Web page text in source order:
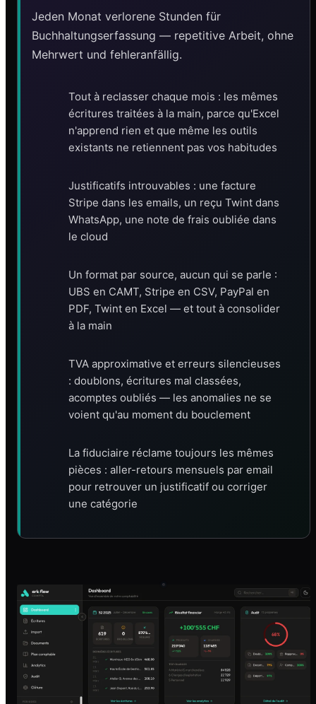
Jeden Monat verlorene Stunden für
Buchhaltungserfassung — repetitive Arbeit, ohne
Mehrwert und fehleranfällig.
Tout à reclasser chaque mois : les mêmes
écritures traitées à la main, parce qu'Excel
n'apprend rien et que même les outils
existants ne retiennent pas vos habitudes
Justificatifs introuvables : une facture
Stripe dans les emails, un reçu Twint dans
WhatsApp, une note de frais oubliée dans
le cloud
Un format par source, aucun qui se parle :
UBS en CAMT, Stripe en CSV, PayPal en
PDF, Twint en Excel — et tout à consolider
à la main
TVA approximative et erreurs silencieuses
: doublons, écritures mal classées,
acomptes oubliés — les anomalies ne se
voient qu'au moment du bouclement
La fiduciaire réclame toujours les mêmes
pièces : aller-retours mensuels par email
pour retrouver un justificatif ou corriger
une catégorie